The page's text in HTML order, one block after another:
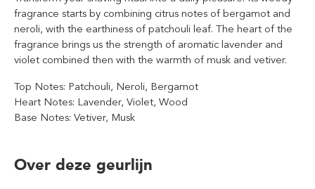
fragrance starts by combining citrus notes of bergamot and
neroli, with the earthiness of patchouli leaf. The heart of the
fragrance brings us the strength of aromatic lavender and
violet combined then with the warmth of musk and vetiver.
Top Notes: Patchouli, Neroli, Bergamot
Heart Notes: Lavender, Violet, Wood
Base Notes: Vetiver, Musk
Over deze geurlijn